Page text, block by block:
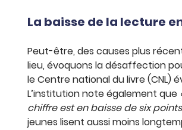
La baisse de la lecture
Peut-être, des causes plus
lieu, évoquons la désaffection
le Centre national du livre (CNL)
L’institution note également que
chiffre est en baisse de six
jeunes lisent aussi moins